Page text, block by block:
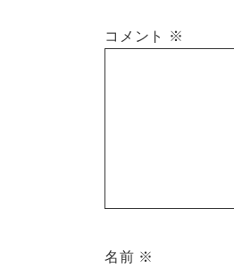
コメント ※
名前 ※